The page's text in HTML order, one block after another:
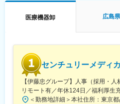
医療機器卸 広島県
センチュリーメディ
【伊藤忠グループ】人事（採用・
リモート有／年休124日／福利厚生